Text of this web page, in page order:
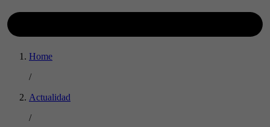
Home
/
Actualidad
/